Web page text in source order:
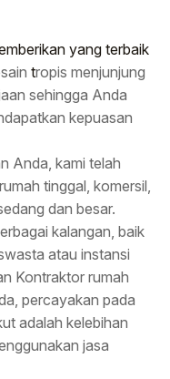
yang terbaik
tropis menjunjung
sehingga Anda
kepuasan
Anda, kami telah
tinggal, komersil,
dan besar.
kalangan, baik
atau instansi
Kontraktor rumah
percayakan pada
adalah kelebihan
jasa